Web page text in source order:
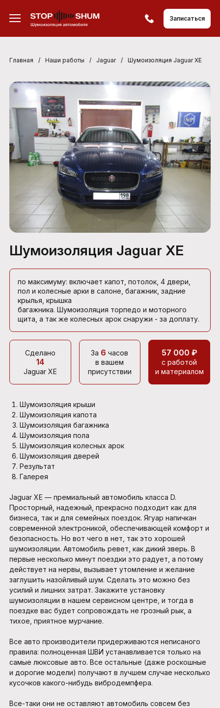
Записаться
Главная / Наши работы / Jaguar / Шумоизоляция Jaguar XE
Шумоизоляция Jaguar XE
по максимуму: включает капот, потолок, 4 двери,
пол и колесные арки в салоне, багажник, задние
крылья, крышка
багажника. Шумоизоляция торпедо и моторного
щита, а так же колесных арок снаружи - за доплату.
Сделано
14
Jaguar XE
За 6 часов
в вашем
присутствии
57 000 ₽
с работой
и материалом
Шумоизоляция крыши
Шумоизоляция капота
Шумоизоляция багажника
Шумоизоляция пола
Шумоизоляция колесных арок
Шумоизоляция дверей
Результат
Галерея
Jaguar XE — премиальный автомобиль класса D.
Просторный, надежный, прекрасно подходит как для
бизнеса, так и для семейных поездок. Ягуар напичкан
современной электроникой, обеспечивающей комфорт и
безопасность. Но вот чего в нет, так это хорошей
шумоизоляции. Автомобиль ревет, как дикий зверь. В
первые несколько минут поездки это радует, а потому
действует на нервы, вызывает утомление и желание
заглушить назойливый шум. Сделать это можно без
усилий и лишних затрат. Закажите установку
шумоизоляции в нашем сервисном центре, и тогда в
поездке вас будет сопровождать не грозный рык, а
тихое, приятное мурчание.
Все авто производители придерживаются неписаного
правила: полноценная ШВИ устанавливается только на
самые люксовые авто. Все остальные (даже роскошные
и дорогие модели) получают в лучшем случае несколько
кусочков какого-нибудь вибродемпфера.
Все-таки они не оставляют автомобиль совсем без